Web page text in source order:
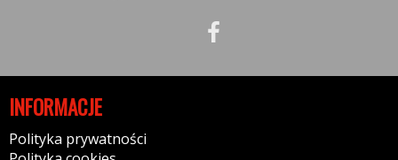
INFORMACJE
Polityka prywatności